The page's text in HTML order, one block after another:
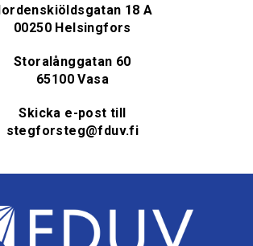
18 A
00250 Helsingfors
Storalånggatan 60
65100 Vasa
Skicka e-post till
stegforsteg@fduv.fi